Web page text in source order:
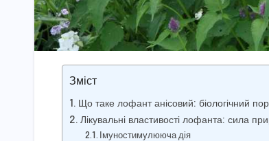
Зміст
Що таке лофант анісовий: біологічний
Лікувальні властивості лофанта: сила
Імуностимулююча дія